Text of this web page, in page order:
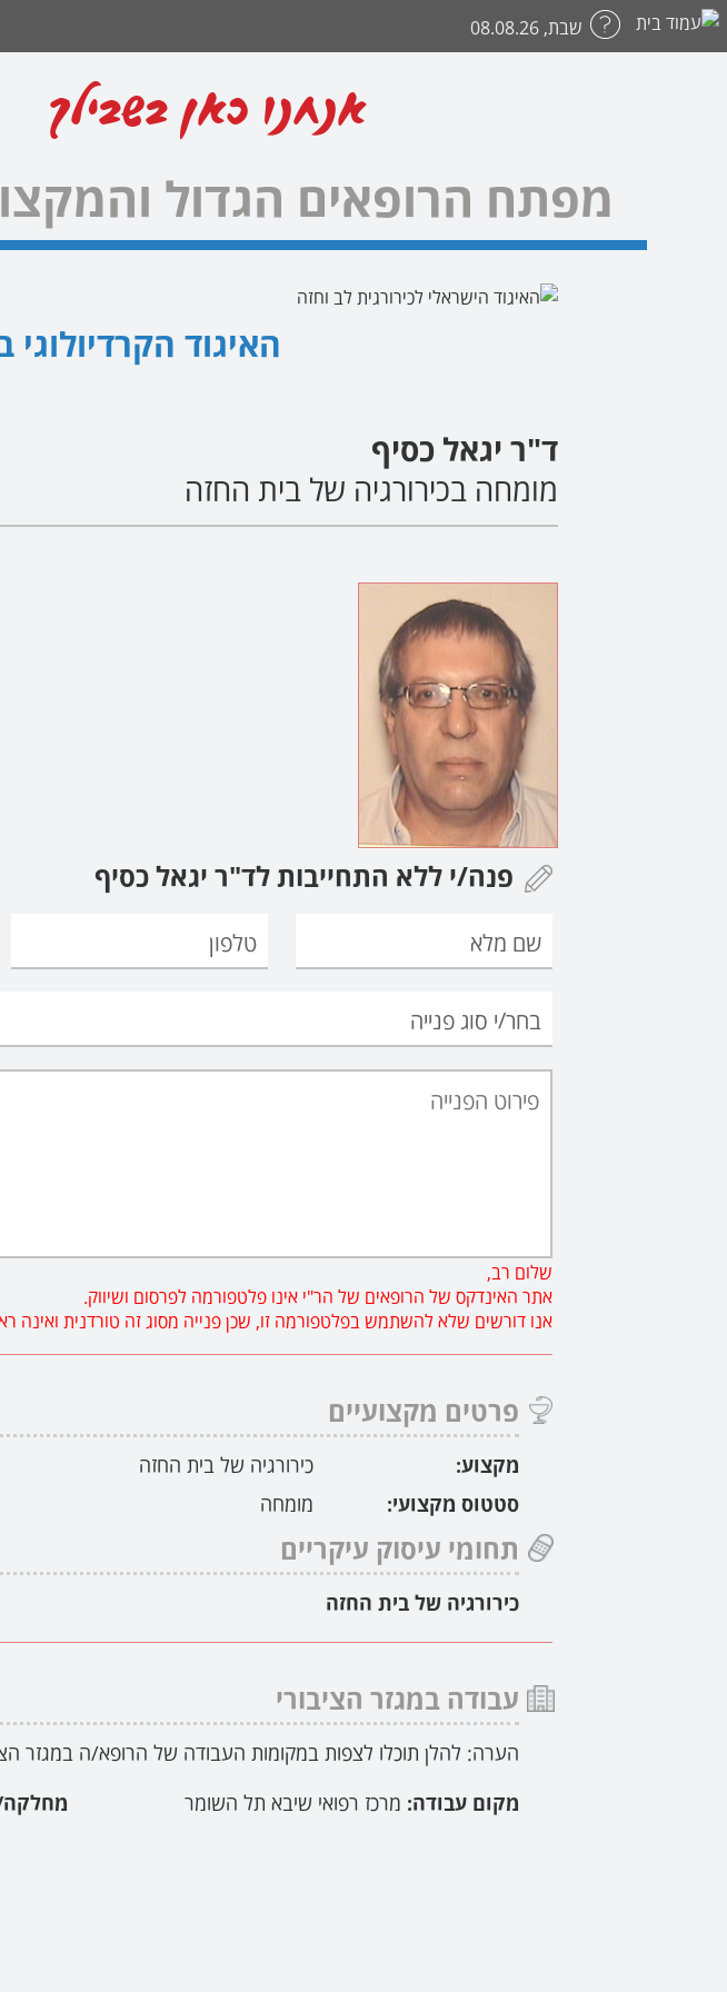
שבת, 08.08.26
אנחנו כאן בשבילך
מפתח הרופאים הגדול
האיגוד
ד"ר יגאל כסיף
מומחה בכירורגיה של בית החזה
פנה/י ללא התחייבות לד"ר יגאל כסיף
שלום רב,
אתר האינדקס של הרופאים של הר"י אינו פלטפורמה לפרסום ושיווק.
אנו דורשים שלא להשתמש בפלטפורמה זו, שכן פנייה מסוג זה טורדנית ואינה
פרטים מקצועיים
מקצוע:
כירורגיה של בית החזה
סטטוס מקצועי:
מומחה
תחומי עיסוק עיקריים
כירורגיה של בית החזה
עבודה במגזר הציבורי
הערה: להלן תוכלו לצפות במקומות העבודה של הרופא/ה במגזר
מקום עבודה:מרכז רפואי שיבא תל השומר